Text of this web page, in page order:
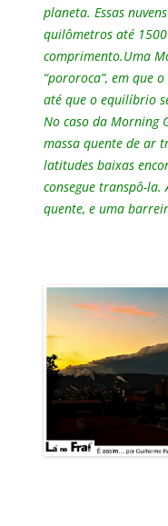
planeta. Essas
quilômetros até
comprimento.Uma
“pororoca”, em que
até que o equilíbrio
No caso da Morning
massa quente de ar
latitudes baixas
consegue transpô-la.
quente, e uma